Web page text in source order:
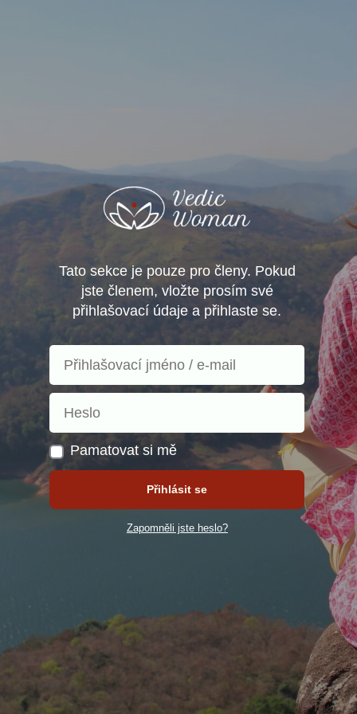
Tato sekce je pouze pro členy. Pokud
jste členem, vložte prosím své
přihlašovací údaje a přihlaste se.
Pamatovat si mě
Přihlásit se
Zapomněli jste heslo?